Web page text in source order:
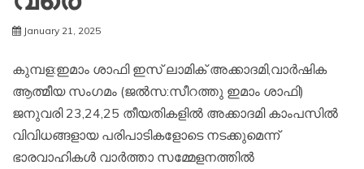
January 21, 2025
കുമ്പള:ഇമാം ശാഫി ഇസ് ലാമിക് അക്കാദമി,വാർഷിക
ആത്മീയ സംഗമം (ജൽസ:സീറത്തു ഇമാം ശാഫി)
ജനുവരി 23,24,25 തീയതികളിൽ അക്കാദമി കാംപസിൽ
വിവിധങ്ങളായ പരിപാടികളോടെ നടക്കുമെന്ന്
ഭാരവാഹികൾ വാർത്താ സമ്മേളനത്തിൽ